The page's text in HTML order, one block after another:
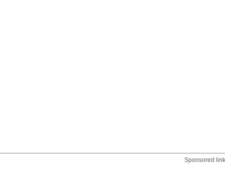
Sponsored